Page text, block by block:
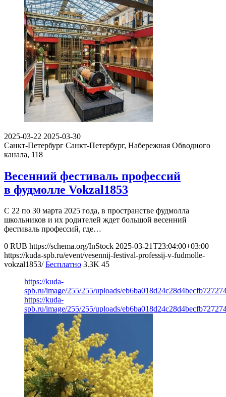
2025-03-22 2025-03-30
Санкт-Петербург Санкт-Петербург, Набережная Обводного
канала, 118
Весенний фестиваль профессий
в фудмолле Vokzal1853
С 22 по 30 марта 2025 года, в пространстве фудмолла
школьников и их родителей ждет большой весенний
фестиваль профессий, где…
0 RUB https://schema.org/InStock 2025-03-21T23:04:00+03:00
https://kuda-spb.ru/event/vesennij-festival-professij-v-fudmolle-
vokzal1853/ Бесплатно 3.3K 45
https://kuda-
spb.ru/image/255/255/uploads/
https://kuda-
spb.ru/image/255/255/uploads/